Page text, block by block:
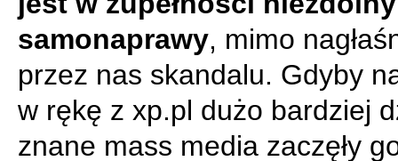
samonaprawy, mimo
przez nas skandalu. Gdyby
w rękę z xp.pl dużo bardziej
znane mass media zaczęły